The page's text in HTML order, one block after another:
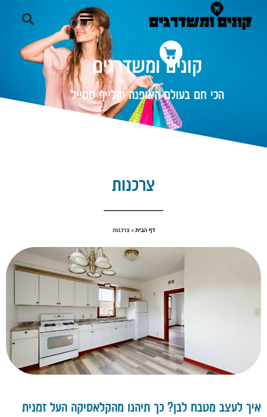
קונים ומשדרגים
הכי חם בעולם האופנה והלייף סטייל
צרכנות
דף הבית»צרכנות
איך לעצב מטבח לבן? כך תיהנו מהקלאסיקה העל זמנית